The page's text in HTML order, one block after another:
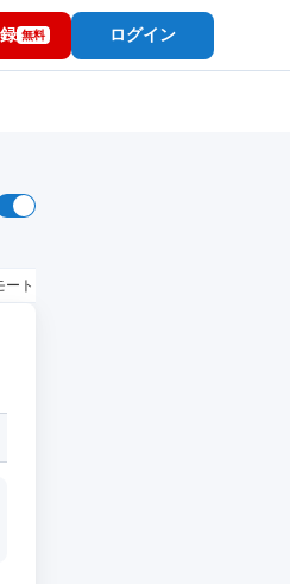
無料 ログイン
トワーク）OK